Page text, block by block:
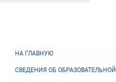
НА ГЛАВНУЮ
СВЕДЕНИЯ ОБ